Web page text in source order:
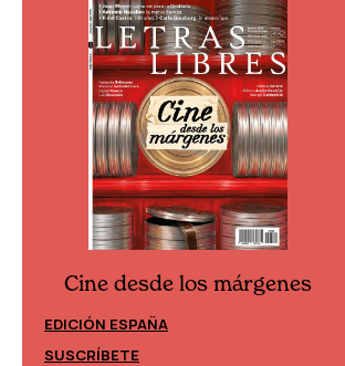
Cine desde los márgenes
EDICIÓN ESPAÑA
SUSCRÍBETE